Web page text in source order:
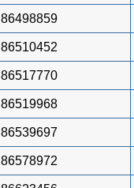
86498859
86510452
86517770
86519968
86539697
86578972